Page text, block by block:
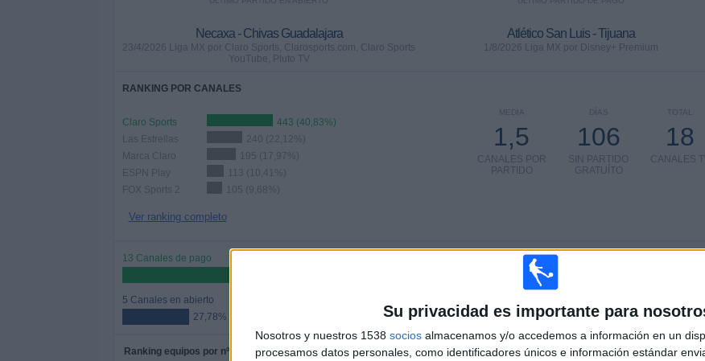
Su privacidad es importante para
Nosotros y nuestros 1538 socios almacenamos y/o accedemos a información en un
procesamos datos personales, como identificadores únicos e información estándar
Necaxa - Chivas Guadalajara
23/4/2026 Liga MX por Claro Sports, Clarosports.com, Claro Sports
YouTube, Pluto TV
Atlético San Luis - Tijuana
1/8/2026 Liga MX por Disney+ Premium
RANKING POR CANALES
Claro Sports
443 (40,83%)
Las Estrellas
240 (22,12%)
Marca Claro
195 (17,97%)
ESPN Play
113 (10,41%)
FOX Sports 2
105 (9,68%)
Ver ranking completo
TOTAL
18
CANALES
DÍAS
106
SIN PARTIDO
GRATUÍTO
MEDIA
1,5
CANALES POR
PARTIDO
13 Canales de pago
5 Canales en abierto
27,78%
Total equipos
Ranking equipos por nº de partidos Ranking equipos por nº de partidos en abierto